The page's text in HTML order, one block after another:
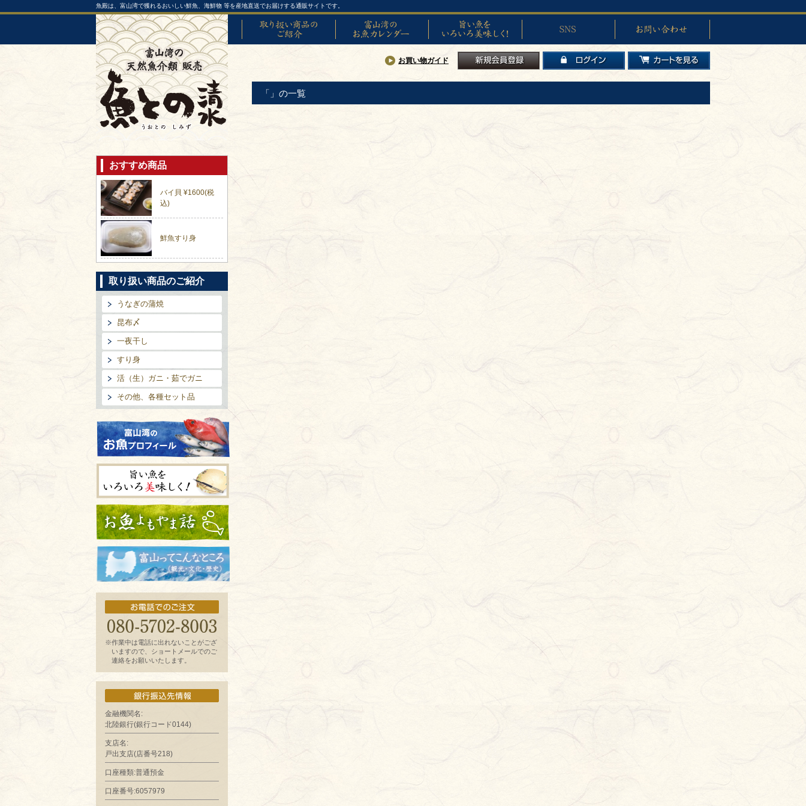
魚殿は、富山湾で獲れるおいしい鮮魚、海鮮物 等を産地直送でお届けする通販サイトです。
旨い魚をいろいろ美味しく!
SNS
お問い合わせ
おすすめ商品
バイ貝 ¥1600(税
込)
鮮魚すり身
取り扱い商品のご紹介
うなぎの蒲焼
昆布〆
一夜干し
すり身
活（生）ガニ・茹でガニ
その他、各種セット品
富山湾のお魚プロフィール
旨い魚をいろいろ美味しく!
お魚よもやま話
史）
※作業中は電話に出れないことがござ
いますので、ショートメールでのご
連絡をお願いいたします。
金融機関名:
北陸銀行(銀行コード0144)
支店名:
戸出支店(店番号218)
口座種類:普通預金
口座番号:6057979
お買い物ガイド
「」の一覧